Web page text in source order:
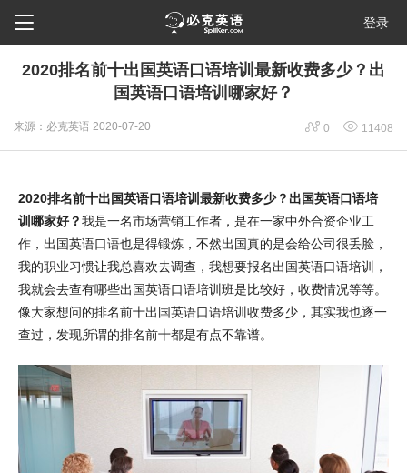
 登录
2020排名前十出国英语口语培训最新收费多少？出
国英语口语培训哪家好？
来源：必克英语 2020-07-20  0  11408
2020排名前十出国英语口语培训最新收费多少？出国英语口语培
训哪家好？我是一名市场营销工作者，是在一家中外合资企业工
作，出国英语口语也是得锻炼，不然出国真的是会给公司很丢脸，
我的职业习惯让我总喜欢去调查，我想要报名出国英语口语培训，
我就会去查有哪些出国英语口语培训班是比较好，收费情况等等。
像大家想问的排名前十出国英语口语培训收费多少，其实我也逐一
查过，发现所谓的排名前十都是有点不靠谱。